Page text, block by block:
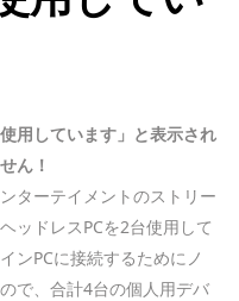
用しています」と表示され
ん！
ターテイメントのストリー
ッドレスPCを2台使用して
ンPCに接続するためにノ
で、合計4台の個人用デバ